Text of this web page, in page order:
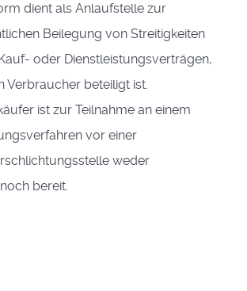
dient als Anlaufstelle zur
Beilegung von Streitigkeiten
oder Dienstleistungsverträgen,
Verbraucher beteiligt ist.
ist zur Teilnahme an einem
vor einer
weder
bereit.